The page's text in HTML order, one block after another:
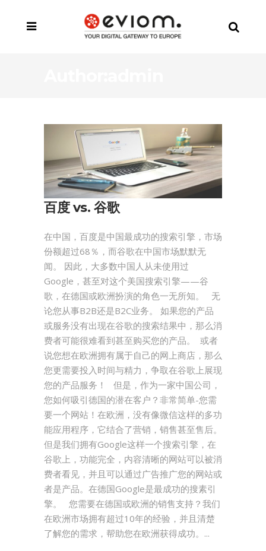
百度 vs. 谷歌
在中国，百度是中国最成功的搜索引擎，市场
份额超过68％，而谷歌在中国市场默默无
闻。 因此，大多数中国人从未使用过
Google，甚至对这个美国搜索引擎——谷
歌，在德国或欧洲扮演的角色一无所知。 无
论您从事B2B还是B2C业务。 如果您的产品
或服务没有出现在谷歌的搜索结果中，那么消
费者可能很难看到甚至购买您的产品。 或者
说您想在欧洲拥有属于自己的网上商店，那么
您更需要投入时间与精力，争取在谷歌上展现
您的产品服务！ 但是，作为一家中国公司，
您如何吸引德国的潜在客户？非常简单-您需
要一个网站！在欧洲，没有像微信这样的多功
能应用程序，它结合了营销，销售甚至售后。
但是我们拥有Google这样一个搜索引擎，在
谷歌上，功能完全，内容清晰的网站可以被消
费者看见，并且可以通过广告推广您的网站或
者是产品。在德国Google是最成功的搜素引
擎。 您需要在德国或欧洲的销售支持？我们
在欧洲市场拥有超过10年的经验，并且清楚
了解您的需求，帮助您在欧洲获得成功。...